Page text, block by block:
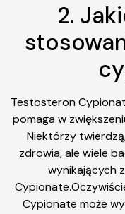
2.
Testosteron
pomaga w
Niektórzy
zdrowia, ale wiele
wynikających
Cypionate może